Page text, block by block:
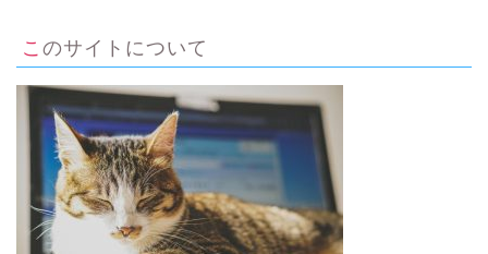
このサイトについて